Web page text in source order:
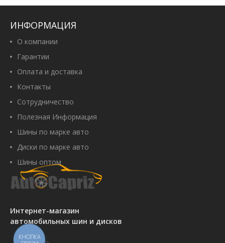
Интернет-магазин
автомобильных шин и дисков
ИНФОРМАЦИЯ
О компании
Гарантии
Оплата и доставка
Контакты
Сотрудничество
Полезная Информация
Шины по марке авто
Диски по марке авто
Шины оптом
КНОПКА